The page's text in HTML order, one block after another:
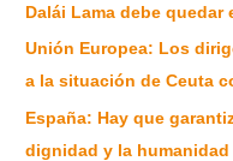
Dalái Lama debe quedar
Unión Europea: Los
a la situación de Ceuta
España: Hay que
dignidad y la